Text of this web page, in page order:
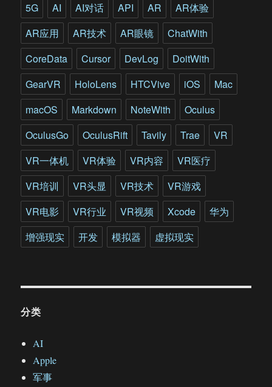
5G AI AI对话 API AR
AR体验
AR应用
AR技术 AR眼镜
ChatWith
CoreData
Cursor DevLog
DoitWith
GearVR
HoloLens HTCVive iOS
Mac
macOS
Markdown NoteWith
Oculus
OculusGo
OculusRift Tavily Trae
VR
VR一体机
VR体验 VR内容
VR医疗
VR培训
VR头显 VR技术
VR游戏
VR电影
VR行业 VR视频 Xcode
华为
增强现实
开发 模拟器 虚拟现实
分类
AI
Apple
军事